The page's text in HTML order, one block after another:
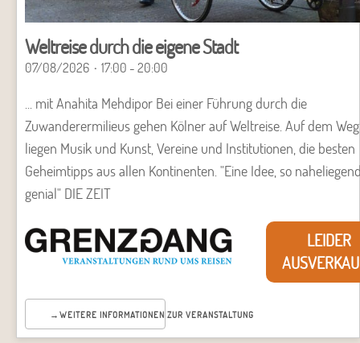
Weltreise durch die eigene Stadt
07/08/2026 17:00 - 20:00
... mit Anahita Mehdipor Bei einer Führung durch die
Zuwanderermilieus gehen Kölner auf Weltreise. Auf dem Weg
liegen Musik und Kunst, Vereine und Institutionen, die besten
Geheimtipps aus allen Kontinenten. "Eine Idee, so
genial" DIE ZEIT
LEIDER
WEITERE INFORMATIONEN